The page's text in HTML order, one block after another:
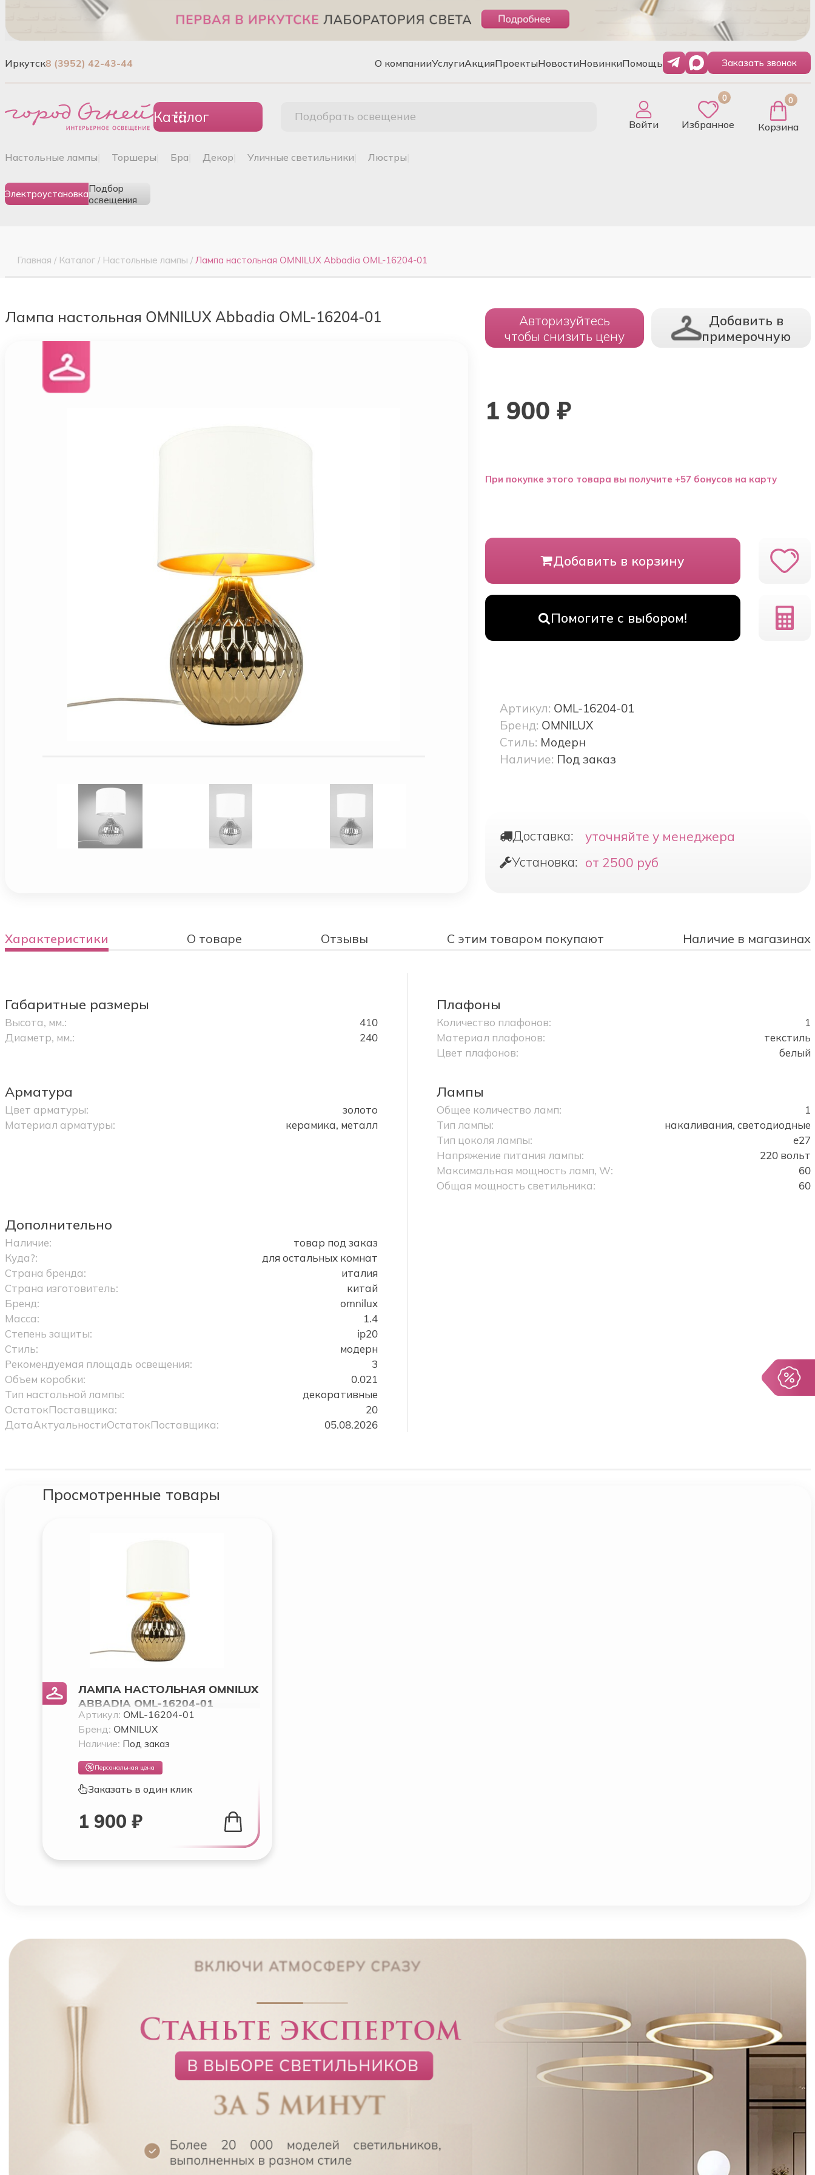
Иркутск8 (3952) 42-43-44 О компанииУслугиАкцияПроектыНовостиНовинкиПомощь Заказать звонок
Каталог Подобрать освещение
Войти
0
Избранное
0
Корзина
настольные лампы торшеры бра декор уличные светильники люстры
ЭлектроустановкаПодбор
освещения
Главная / Каталог / Настольные лампы / Лампа настольная OMNILUX Abbadia OML-16204-01
Лампа настольная OMNILUX Abbadia OML-16204-01
Авторизуйтесь
чтобы снизить цену
Добавить в
примерочную
1 900 ₽
При покупке этого товара вы получите +57 бонусов на карту
Добавить в корзину
Помогите с выбором!
Артикул: OML-16204-01
Бренд: OMNILUX
Стиль: Модерн
Наличие: Под заказ
Доставка:
уточняйте у менеджера
Установка: от 2500 руб
Характеристики О товаре Отзывы С этим товаром покупают Наличие в магазинах
Габаритные размеры
Высота, мм.:
410
Диаметр, мм.:
240
Плафоны
Количество плафонов:
1
Материал плафонов:
текстиль
Цвет плафонов:
белый
Арматура
Цвет арматуры:
золото
Материал арматуры:
керамика, металл
Лампы
Общее количество ламп:
1
Тип лампы:
накаливания, светодиодные
Тип цоколя лампы:
e27
Напряжение питания лампы:
220 вольт
Максимальная мощность ламп, W:
60
Общая мощность светильника:
60
Дополнительно
Наличие:
товар под заказ
Куда?:
для остальных комнат
Страна бренда:
италия
Страна изготовитель:
китай
Бренд:
omnilux
Масса:
1.4
Степень защиты:
ip20
Стиль:
модерн
Рекомендуемая площадь освещения:
3
Объем коробки:
0.021
Тип настольной лампы:
декоративные
ОстатокПоставщика:
20
ДатаАктуальностиОстатокПоставщика:
05.08.2026
Просмотренные товары
ЛАМПА НАСТОЛЬНАЯ OMNILUX
ABBADIA OML-16204-01
Артикул: OML-16204-01
Бренд: OMNILUX
Наличие: Под заказ
Персональная цена
Заказать в один клик
1 900 ₽